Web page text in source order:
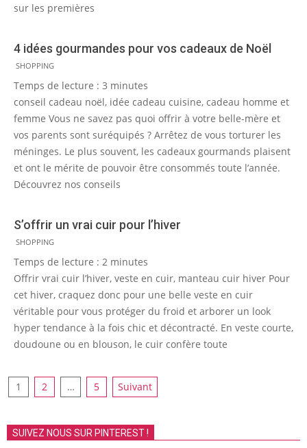
sur les premières
4 idées gourmandes pour vos cadeaux de Noël
2012-
12-
05
SHOPPING
Temps de lecture : 3 minutes
conseil cadeau noël, idée cadeau cuisine, cadeau homme et
femme Vous ne savez pas quoi offrir à votre belle-mère et
vos parents sont suréquipés ? Arrêtez de vous torturer les
méninges. Le plus souvent, les cadeaux gourmands plaisent
et ont le mérite de pouvoir être consommés toute l’année.
Découvrez nos conseils
S’offrir un vrai cuir pour l’hiver
2012-
10-
12
SHOPPING
Temps de lecture : 2 minutes
Offrir vrai cuir l’hiver, veste en cuir, manteau cuir hiver Pour
cet hiver, craquez donc pour une belle veste en cuir
véritable pour vous protéger du froid et arborer un look
hyper tendance à la fois chic et décontracté. En veste courte,
doudoune ou en blouson, le cuir confère toute
Pagination
publications
1 2 … 5 Suivant
SUIVEZ NOUS SUR PINTEREST !